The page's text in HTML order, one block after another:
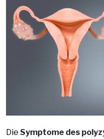
Die Symptome des